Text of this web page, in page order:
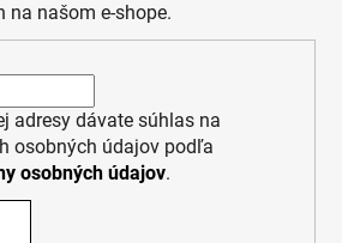
na našom e-shope.
adresy dávate súhlas na
osobných údajov podľa
osobných údajov.